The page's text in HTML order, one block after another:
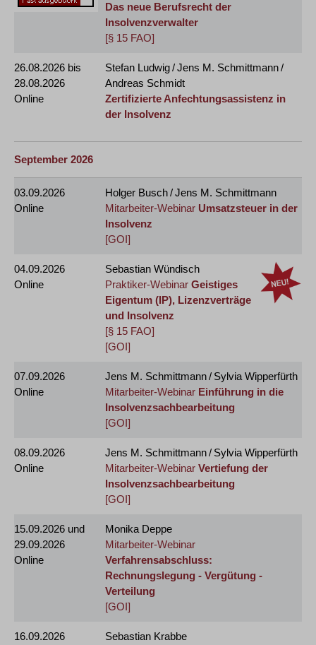
Das neue Berufsrecht der
Insolvenzverwalter
[§ 15 FAO]
26.08.2026 bis
28.08.2026
Online
Stefan Ludwig / Jens M. Schmittmann /
Andreas Schmidt
Zertifizierte Anfechtungsassistenz in
der Insolvenz
September 2026
03.09.2026
Online
Holger Busch / Jens M. Schmittmann
Mitarbeiter-Webinar Umsatzsteuer in der
Insolvenz
[GOI]
04.09.2026
Online
Sebastian Wündisch
Praktiker-Webinar Geistiges
Eigentum (IP), Lizenzverträge
und Insolvenz
[§ 15 FAO]
[GOI]
07.09.2026
Online
Jens M. Schmittmann / Sylvia Wipperfürth
Mitarbeiter-Webinar Einführung in die
Insolvenzsachbearbeitung
[GOI]
08.09.2026
Online
Jens M. Schmittmann / Sylvia Wipperfürth
Mitarbeiter-Webinar Vertiefung der
Insolvenzsachbearbeitung
[GOI]
15.09.2026 und
29.09.2026
Online
Monika Deppe
Mitarbeiter-Webinar
Verfahrensabschluss:
Rechnungslegung - Vergütung -
Verteilung
[GOI]
16.09.2026
Sebastian Krabbe